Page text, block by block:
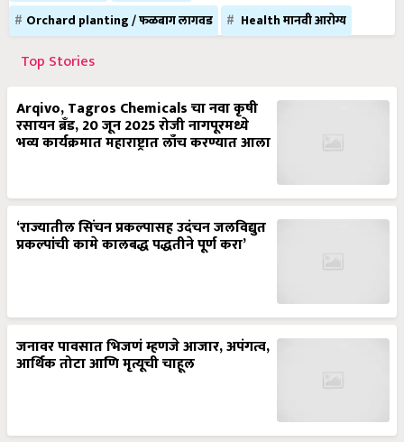
Orchard planting / फळबाग लागवड
Health मानवी आरोग्य
Top Stories
Arqivo, Tagros Chemicals चा नवा कृषी
रसायन ब्रँड, 20 जून 2025 रोजी नागपूरमध्ये
भव्य कार्यक्रमात महाराष्ट्रात लाँच करण्यात आला
‘राज्यातील सिंचन प्रकल्पासह उदंचन जलविद्युत
प्रकल्पांची कामे कालबद्ध पद्धतीने पूर्ण करा’
जनावर पावसात भिजणं म्हणजे आजार, अपंगत्व,
आर्थिक तोटा आणि मृत्यूची चाहूल